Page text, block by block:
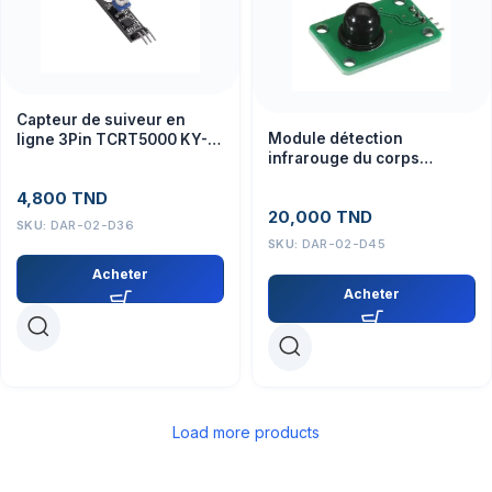
Capteur de suiveur en
ligne 3Pin TCRT5000 KY-
4,800 TND
SKU: DAR-02-D36
Acheter
Module détection
infrarouge du corps
DB203S
20,000 TND
SKU: DAR-02-D45
Acheter
Load more products